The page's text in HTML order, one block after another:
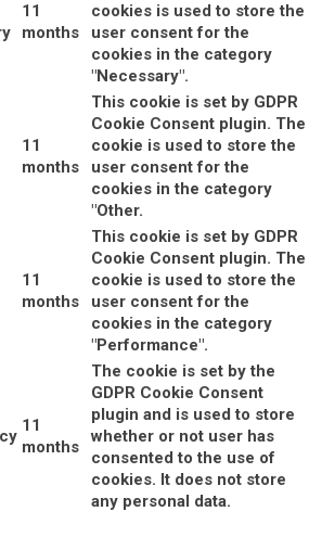
11
months
cookies is used to store the
user consent for the
cookies in the category
"Necessary".
11
months
This cookie is set by GDPR
Cookie Consent plugin. The
cookie is used to store the
user consent for the
cookies in the category
"Other.
11
months
This cookie is set by GDPR
Cookie Consent plugin. The
cookie is used to store the
user consent for the
cookies in the category
"Performance".
11
months
The cookie is set by the
GDPR Cookie Consent
plugin and is used to store
whether or not user has
consented to the use of
cookies. It does not store
any personal data.